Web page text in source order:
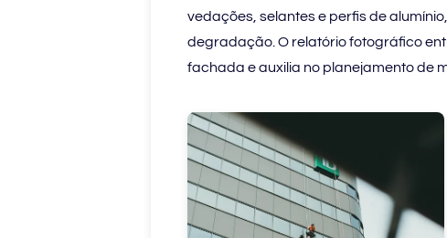
vedações, selantes e perfis de
degradação. O relatório fotográfico
fachada e auxilia no planejamento de